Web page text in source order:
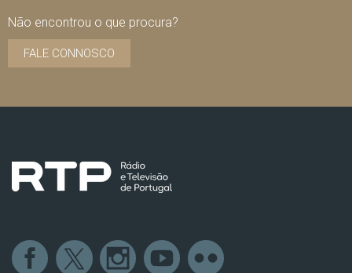
Não encontrou o que procura?
FALE CONNOSCO